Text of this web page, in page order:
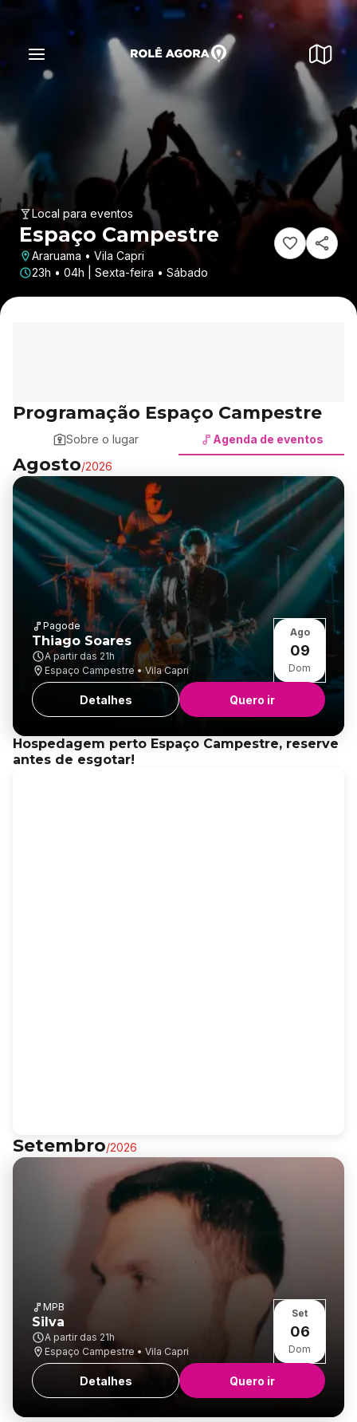
Local para eventos
Espaço Campestre
Araruama • Vila Capri
23h • 04h | Sexta-feira • Sábado
Programação Espaço Campestre
Sobre o lugar Agenda de eventos
Agosto/2026
Pagode
Thiago Soares
A partir das 21h
Espaço Campestre • Vila Capri
Ago
09
Dom
Detalhes Quero ir
Hospedagem perto Espaço Campestre, reserve
antes de esgotar!
Setembro/2026
MPB
Silva
A partir das 21h
Espaço Campestre • Vila Capri
Set
06
Dom
Detalhes Quero ir